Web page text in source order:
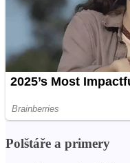
Polštáře a primery